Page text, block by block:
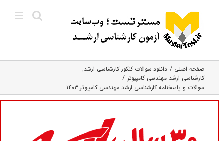
content
صفحه اصلی
دانلود سوالات کنکور کارشناسی ارشد
کارشناسی ارشد مهندسی کامپیوتر
سوالات و پاسخنامه کارشناسی ارشد مهندسی کامپیوتر ۱۴۰۳